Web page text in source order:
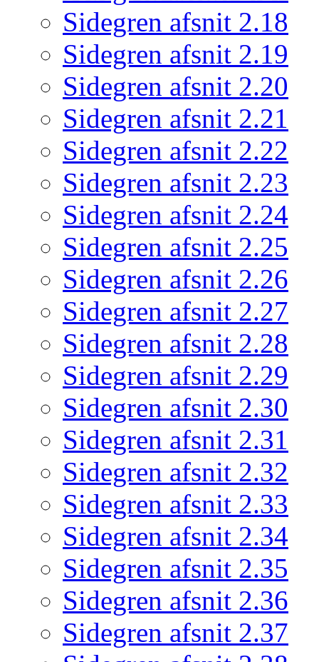
Sidegren afsnit 2.18
Sidegren afsnit 2.19
Sidegren afsnit 2.20
Sidegren afsnit 2.21
Sidegren afsnit 2.22
Sidegren afsnit 2.23
Sidegren afsnit 2.24
Sidegren afsnit 2.25
Sidegren afsnit 2.26
Sidegren afsnit 2.27
Sidegren afsnit 2.28
Sidegren afsnit 2.29
Sidegren afsnit 2.30
Sidegren afsnit 2.31
Sidegren afsnit 2.32
Sidegren afsnit 2.33
Sidegren afsnit 2.34
Sidegren afsnit 2.35
Sidegren afsnit 2.36
Sidegren afsnit 2.37